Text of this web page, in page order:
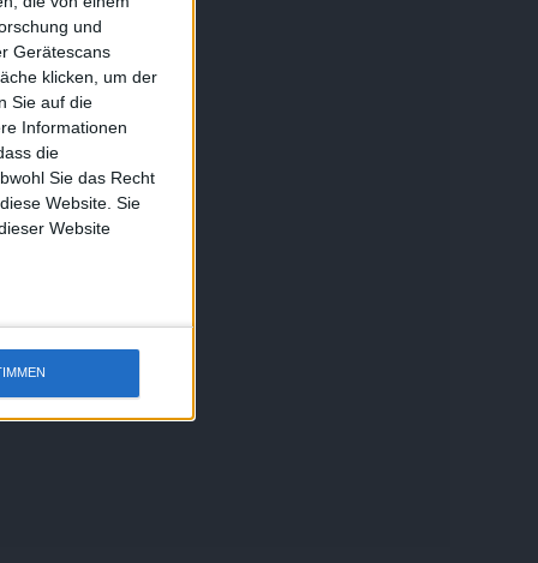
und
Gerätescans
klicken, um der
Sie auf die
Informationen
die
Sie das Recht
Website. Sie
Website